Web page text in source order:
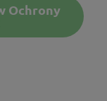
Ochrony